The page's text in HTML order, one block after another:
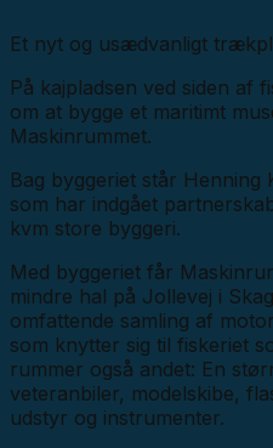
Et nyt og usædvanligt
På kajpladsen ved siden af
om at bygge et maritimt
Maskinrummet.
Bag byggeriet står Henning
som har indgået
kvm store byggeri.
Med byggeriet får
mindre hal på Jollevej i
omfattende samling af
som knytter sig til fiskeriet
rummer også andet: En
veteranbiler, modelskibe,
udstyr og instrumenter.